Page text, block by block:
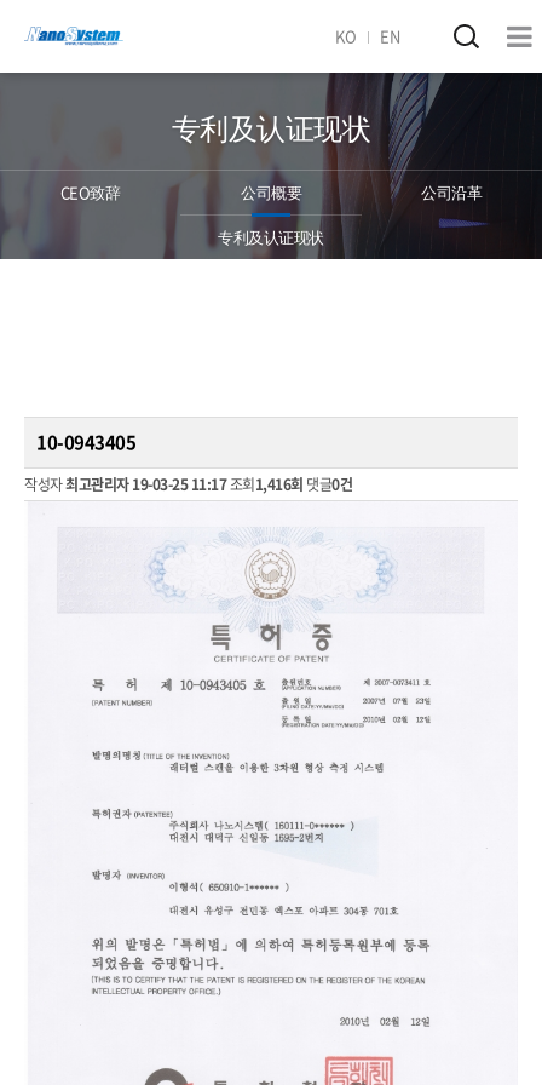
KO EN
专利及认证现状
CEO致辞 公司概要
公司沿革
专利及认证现状
10-0943405
작성자최고관리자19-03-25 11:17조회1,416회 댓글0건